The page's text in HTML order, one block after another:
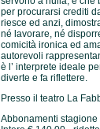
per procurarsi crediti
riesce ed anzi,
né lavorare, né
comicità ironica ed
autorevoli
è l’ interprete ideale
diverte e fa riflettere.
Presso il teatro La
Abbonamenti